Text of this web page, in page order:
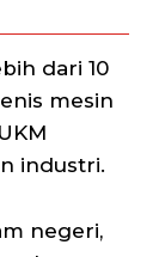
dari 10
mesin
industri.
negeri,